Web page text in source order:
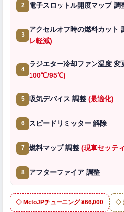
2 電子スロットル開度マップ 調
3
アクセルオフ時の燃料カット
レ軽減)
4
ラジエター冷却ファン温度 変
100℃/95℃)
5 吸気デバイス 調整 (最適化)
6 スピードリミッター 解除
7 燃料マップ 調整 (現車セッテ
8 アフターファイア 調整
◇ MotoJPチューニング ¥66,000 ◇